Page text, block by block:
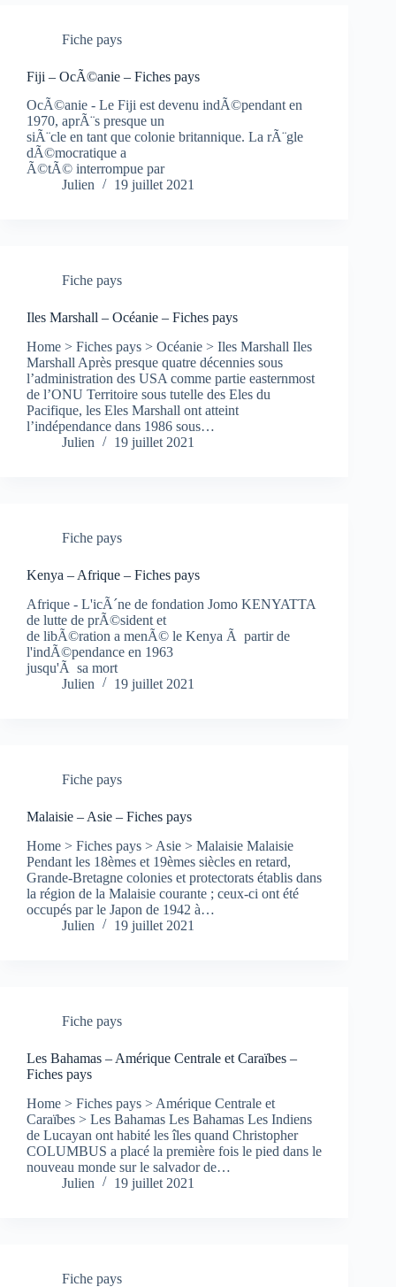
Fiche pays
Fiji – OcÃ©anie – Fiches pays
OcÃ©anie - Le Fiji est devenu indÃ©pendant en
1970, aprÃ¨s presque un
siÃ¨cle en tant que colonie britannique. La rÃ¨gle
dÃ©mocratique a
Ã©tÃ© interrompue par
Julien
19 juillet 2021
Fiche pays
Iles Marshall – Océanie – Fiches pays
Home > Fiches pays > Océanie > Iles Marshall Iles
Marshall Après presque quatre décennies sous
l’administration des USA comme partie easternmost
de l’ONU Territoire sous tutelle des Eles du
Pacifique, les Eles Marshall ont atteint
l’indépendance dans 1986 sous…
Julien
19 juillet 2021
Fiche pays
Kenya – Afrique – Fiches pays
Afrique - L'icÃ´ne de fondation Jomo KENYATTA
de lutte de prÃ©sident et
de libÃ©ration a menÃ© le Kenya Ã partir de
l'indÃ©pendance en 1963
jusqu'Ã sa mort
Julien
19 juillet 2021
Fiche pays
Malaisie – Asie – Fiches pays
Home > Fiches pays > Asie > Malaisie Malaisie
Pendant les 18èmes et 19èmes siècles en retard,
Grande-Bretagne colonies et protectorats établis dans
la région de la Malaisie courante ; ceux-ci ont été
occupés par le Japon de 1942 à…
Julien
19 juillet 2021
Fiche pays
Les Bahamas – Amérique Centrale et Caraïbes –
Fiches pays
Home > Fiches pays > Amérique Centrale et
Caraïbes > Les Bahamas Les Bahamas Les Indiens
de Lucayan ont habité les îles quand Christopher
COLUMBUS a placé la première fois le pied dans le
nouveau monde sur le salvador de…
Julien
19 juillet 2021
Fiche pays